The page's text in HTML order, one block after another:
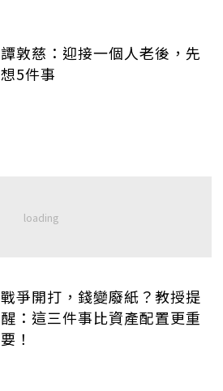
譚敦慈：迎接一個人老後，先
想5件事
戰爭開打，錢變廢紙？教授提
醒：這三件事比資產配置更重
要！